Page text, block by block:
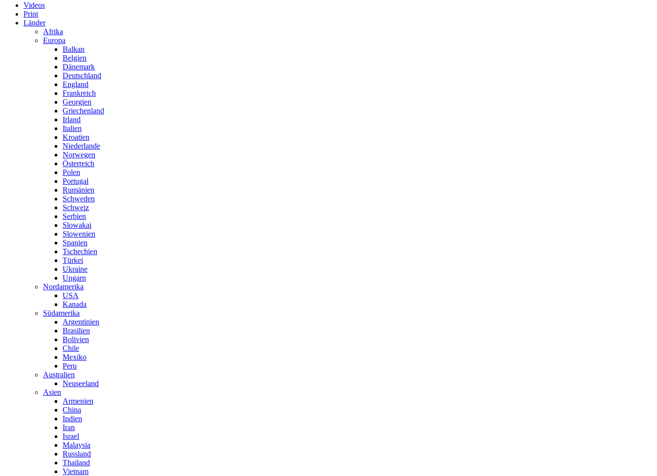
Videos
Print
Länder
Afrika
Europa
Balkan
Belgien
Dänemark
Deutschland
England
Frankreich
Georgien
Griechenland
Irland
Italien
Kroatien
Niederlande
Norwegen
Österreich
Polen
Portugal
Rumänien
Schweden
Schweiz
Serbien
Slowakai
Slowenien
Spanien
Tschechien
Türkei
Ukraine
Ungarn
Nordamerika
USA
Kanada
Südamerika
Argentinien
Brasilien
Bolivien
Chile
Mexiko
Peru
Australien
Neuseeland
Asien
Armenien
China
Indien
Iran
Israel
Malaysia
Russland
Thailand
Vietnam